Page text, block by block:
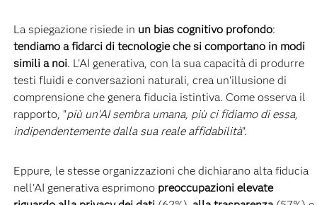
La spiegazione risiede in un bias cognitivo profondo:
tendiamo a fidarci di tecnologie che si comportano in modi
simili a noi. L'AI generativa, con la sua capacità di produrre
testi fluidi e conversazioni naturali, crea un'illusione di
comprensione che genera fiducia istintiva. Come osserva il
rapporto, "più un'AI sembra umana, più ci fidiamo di essa,
indipendentemente dalla sua reale affidabilità".
Eppure, le stesse organizzazioni che dichiarano alta fiducia
nell'AI generativa esprimono preoccupazioni elevate